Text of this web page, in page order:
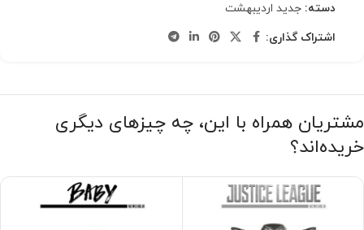
دسته: جدید اردیبهشت
اشتراک گذاری:
مشتریان همراه با این، چه چیزهای دیگری
خریده‌اند؟